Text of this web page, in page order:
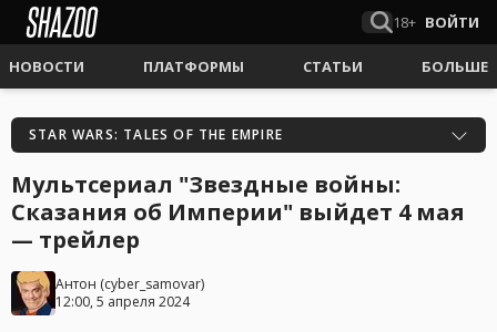
18+ ВОЙТИ
НОВОСТИ ПЛАТФОРМЫ СТАТЬИ БОЛЬШЕ
STAR WARS: TALES OF THE EMPIRE
Мультсериал "Звездные войны:
Сказания об Империи" выйдет 4 мая
— трейлер
Антон (cyber_samovar)
12:00, 5 апреля 2024